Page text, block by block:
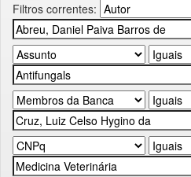
Filtros correntes: